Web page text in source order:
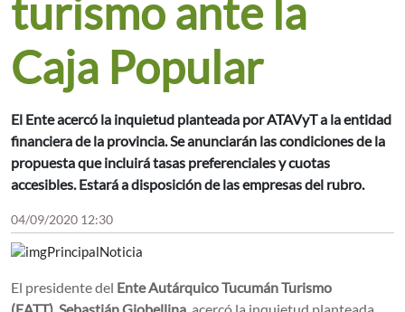
turismo ante la
Caja Popular
El Ente acercó la inquietud planteada por ATAVyT a la entidad
financiera de la provincia. Se anunciarán las condiciones de la
propuesta que incluirá tasas preferenciales y cuotas
accesibles. Estará a disposición de las empresas del rubro.
04/09/2020 12:30
El presidente del Ente Autárquico Tucumán Turismo
(EATT) Sebastián Giobellina , acercó la inquietud planteada